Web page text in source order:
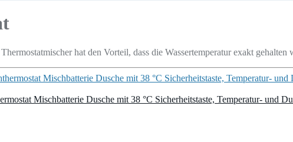
hat den Vorteil, dass die Wassertemperatur exakt
Mischbatterie Dusche mit 38 °C Sicherheitstaste, Temperatur- und